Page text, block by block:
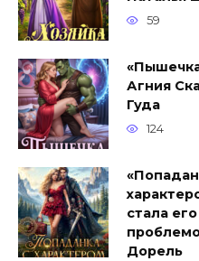
59
Агния
Гуда
124
стала его
Дорель